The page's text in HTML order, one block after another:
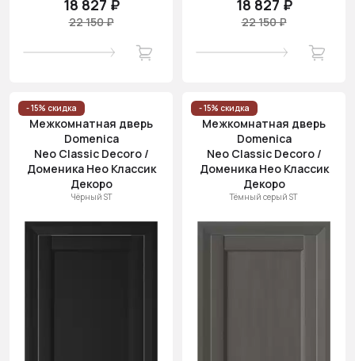
18 827 ₽
22 150 ₽
18 827 ₽
22 150 ₽
- 15% скидка
Межкомнатная дверь
Domenica
Neo Classic Decoro /
Доменика Нео Классик
Декоро
Чёрный ST
- 15% скидка
Межкомнатная дверь
Domenica
Neo Classic Decoro /
Доменика Нео Классик
Декоро
Тёмный серый ST